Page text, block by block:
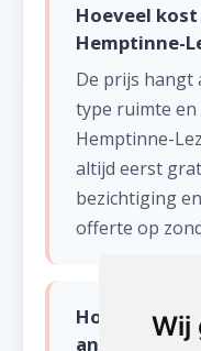
Wij
Hoeveel
Hemptinne-
De prijs hangt
type ruimte
Hemptinne-
altijd eerst
bezichtiging
offerte op
Hoe snel
antiek